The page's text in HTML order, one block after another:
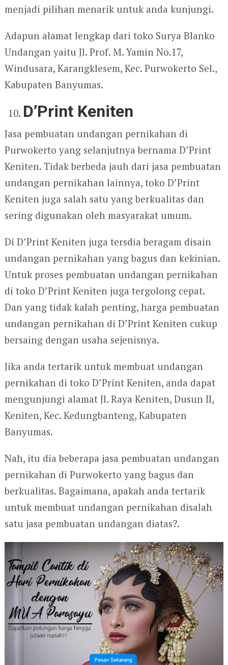
menjadi pilihan menarik untuk anda kunjungi.
Adapun alamat lengkap dari toko Surya Blanko
Undangan yaitu Jl. Prof. M. Yamin No.17,
Windusara, Karangklesem, Kec. Purwokerto Sel.,
Kabupaten Banyumas.
D’Print Keniten
Jasa pembuatan undangan pernikahan di
Purwokerto yang selanjutnya bernama D’Print
Keniten. Tidak berbeda jauh dari jasa pembuatan
undangan pernikahan lainnya, toko D’Print
Keniten juga salah satu yang berkualitas dan
sering digunakan oleh masyarakat umum.
Di D’Print Keniten juga tersdia beragam disain
undangan pernikahan yang bagus dan kekinian.
Untuk proses pembuatan undangan pernikahan
di toko D’Print Keniten juga tergolong cepat.
Dan yang tidak kalah penting, harga pembuatan
undangan pernikahan di D’Print Keniten cukup
bersaing dengan usaha sejenisnya.
Jika anda tertarik untuk membuat undangan
pernikahan di toko D’Print Keniten, anda dapat
mengunjungi alamat Jl. Raya Keniten, Dusun II,
Keniten, Kec. Kedungbanteng, Kabupaten
Banyumas.
Nah, itu dia beberapa jasa pembuatan undangan
pernikahan di Purwokerto yang bagus dan
berkualitas. Bagaimana, apakah anda tertarik
untuk membuat undangan pernikahan disalah
satu jasa pembuatan undangan diatas?.